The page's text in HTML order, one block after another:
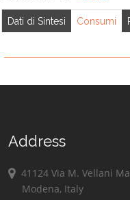
Dati di Sintesi Consumi
Address
41124 Via M. Vellani
Modena, Italy